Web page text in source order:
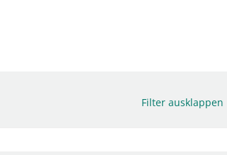
Filter ausklappen